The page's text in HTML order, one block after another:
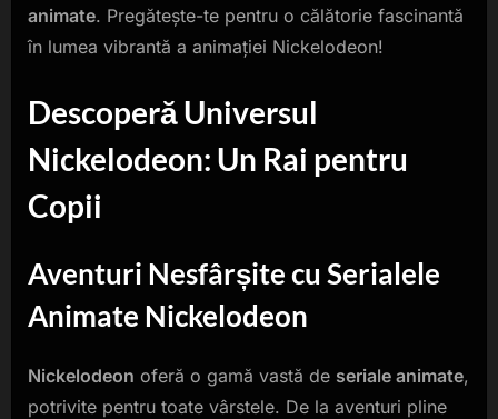
preferate
ale
animate. Pregătește-te pentru o călătorie fascinantă
în lumea vibrantă a animației Nickelodeon!
Descoperă Universul
Nickelodeon: Un Rai pentru
Copii
Aventuri Nesfârșite cu Serialele
Animate Nickelodeon
Nickelodeon oferă o gamă vastă de seriale animate,
potrivite pentru toate vârstele. De la aventuri pline